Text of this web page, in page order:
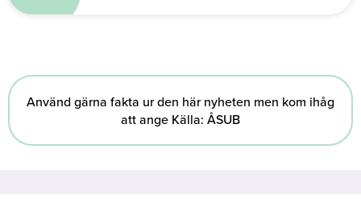
Använd gärna fakta ur den här nyheten men kom ihåg
att ange Källa: ÅSUB